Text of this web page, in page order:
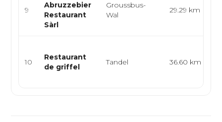
9
Abruzzebier
Restaurant
Sàrl
Groussbus-
Wal
29.29 km
10
Restaurant
de griffel
Tandel 36.60 km